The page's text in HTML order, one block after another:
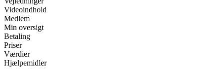
Videoindhold
Medlem
Min oversigt
Betaling
Priser
Værdier
Hjælpemidler